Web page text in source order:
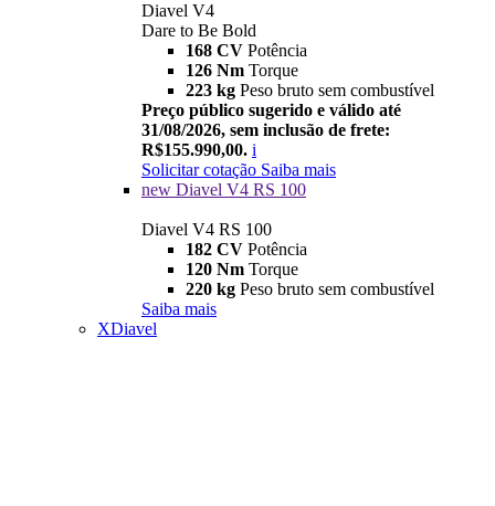
Diavel V4
Dare to Be Bold
168 CV Potência
126 Nm Torque
223 kg Peso bruto sem combustível
Preço público sugerido e válido até
31/08/2026, sem inclusão de frete:
R$155.990,00. i
Solicitar cotação Saiba mais
new Diavel V4 RS 100
Diavel V4 RS 100
182 CV Potência
120 Nm Torque
220 kg Peso bruto sem combustível
Saiba mais
XDiavel